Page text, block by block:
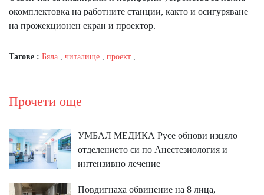
окомплектовка на работните станции, както и осигуряване
на прожекционен екран и проектор.
Тагове : Бяла читалище проект
Прочети още
УМБАЛ МЕДИКА Русе обнови изцяло
отделението си по Анестезиология и
интензивно лечение
Повдигнаха обвинение на 8 лица,